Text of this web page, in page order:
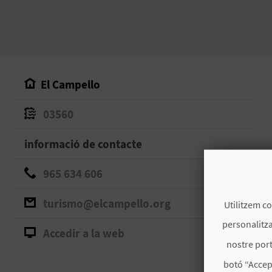
El Campello
03560
informació de contacte
965 634 606
turismo@elcampello.org
Accedir a la web
Utilitzem
nostre
botó